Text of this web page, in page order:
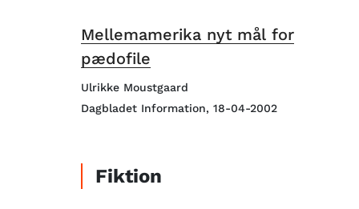
Mellemamerika nyt mål for
pædofile
Ulrikke Moustgaard
Dagbladet Information, 18-04-2002
Fiktion